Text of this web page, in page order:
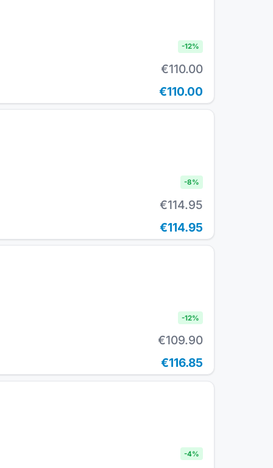
-12%
€110.00
€110.00
-8%
€114.95
€114.95
-12%
€109.90
€116.85
-4%